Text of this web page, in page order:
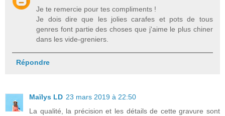
Je te remercie pour tes compliments !
Je dois dire que les jolies carafes et pots de tous
genres font partie des choses que j'aime le plus chiner
dans les vide-greniers.
Répondre
Maïlys LD 23 mars 2019 à 22:50
La qualité, la précision et les détails de cette gravure sont